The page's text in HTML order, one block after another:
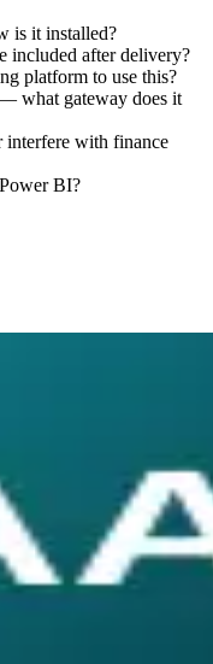
is it installed?
included after delivery?
platform to use this?
what gateway does it
with finance
BI?